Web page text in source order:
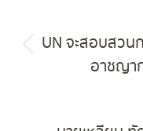
navigation
UN จะสอบสวน
อาชญา